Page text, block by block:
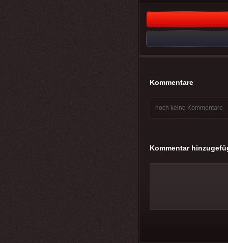
Kommentare
noch keine Kommentare
Kommentar